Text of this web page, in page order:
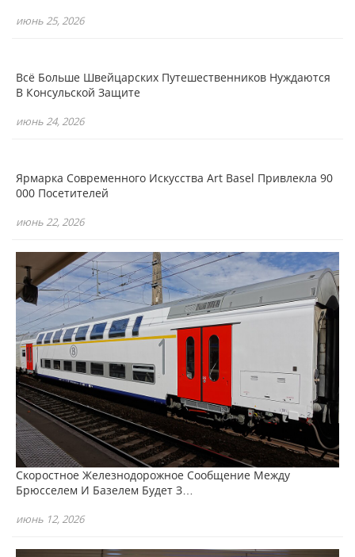
июнь 25, 2026
Всё Больше Швейцарских Путешественников Нуждаются
В Консульской Защите
июнь 24, 2026
Ярмарка Современного Искусства Art Basel Привлекла 90
000 Посетителей
июнь 22, 2026
Скоростное Железнодорожное Сообщение Между
Брюсселем И Базелем Будет З…
июнь 12, 2026